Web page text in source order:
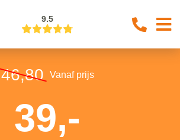
9.5
46,80 Vanaf prijs
39,-